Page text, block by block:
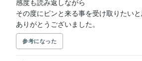
その度にピンと来る事を受け取りたいと
ありがとうございました。
参考になった